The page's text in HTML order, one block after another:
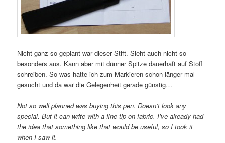
Nicht ganz so geplant war dieser Stift. Sieht auch nicht so
besonders aus. Kann aber mit dünner Spitze dauerhaft auf Stoff
schreiben. So was hatte ich zum Markieren schon länger mal
gesucht und da war die Gelegenheit gerade günstig…
Not so well planned was buying this pen. Doesn’t look any
special. But it can write with a fine tip on fabric. I’ve already had
the idea that something like that would be useful, so I took it
when I saw it.